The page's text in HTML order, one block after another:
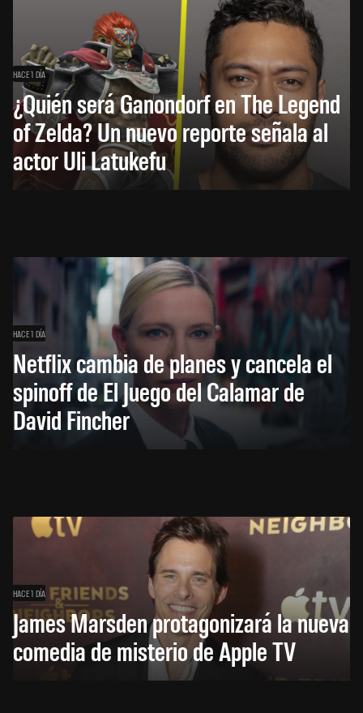
HACE 1 DÍA
¿Quién será Ganondorf en The Legend
of Zelda? Un nuevo reporte señala al
actor Uli Latukefu
HACE 1 DÍA
Netflix cambia de planes y cancela el
spinoff de El Juego del Calamar de
David Fincher
HACE 1 DÍA
James Marsden protagonizará la nueva
comedia de misterio de Apple TV